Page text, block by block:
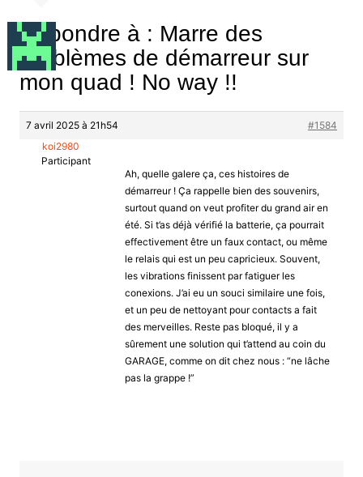
Répondre à : Marre des
problèmes de démarreur sur
mon quad ! No way !!
7 avril 2025 à 21h54
#1584
koi2980
Participant
Ah, quelle galere ça, ces histoires de
démarreur ! Ça rappelle bien des souvenirs,
surtout quand on veut profiter du grand air en
été. Si t’as déjà vérifié la batterie, ça pourrait
effectivement être un faux contact, ou même
le relais qui est un peu capricieux. Souvent,
les vibrations finissent par fatiguer les
conexions. J’ai eu un souci similaire une fois,
et un peu de nettoyant pour contacts a fait
des merveilles. Reste pas bloqué, il y a
sûrement une solution qui t’attend au coin du
GARAGE, comme on dit chez nous : “ne lâche
pas la grappe !”